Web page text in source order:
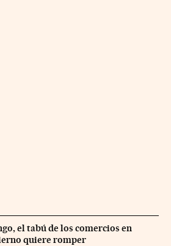
el tabú de los comercios en
quiere romper